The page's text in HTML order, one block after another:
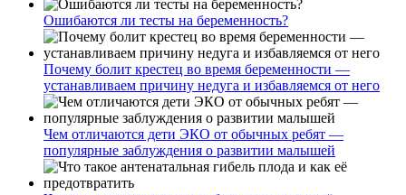
Ошибаются ли тесты на беременность?
Почему болит крестец во время беременности —
устанавливаем причину недуга и избавляемся от него
Чем отличаются дети ЭКО от обычных ребят —
популярные заблуждения о развитии малышей